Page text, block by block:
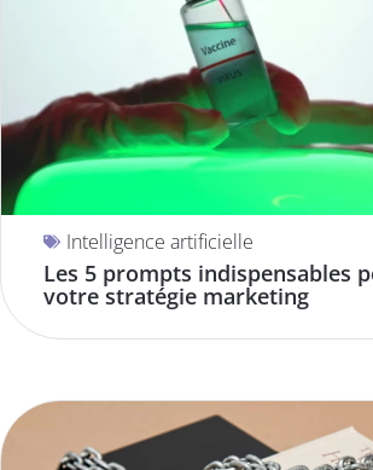
Intelligence artificielle
Les 5 prompts indispensables
votre stratégie marketing